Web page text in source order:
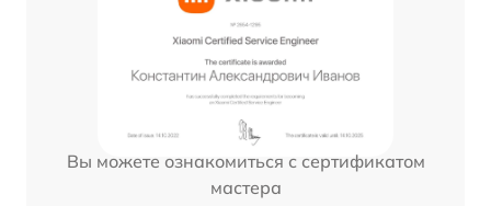
Вы можете ознакомиться с сертификатом
мастера